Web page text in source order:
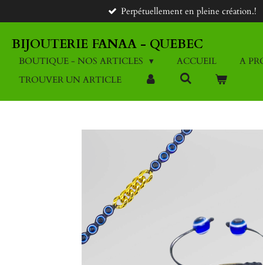
au
contenu
principal
Perpétuellement en pleine création.!
BIJOUTERIE FANAA - QUEBEC
BOUTIQUE - NOS ARTICLES ACCUEIL
A
TROUVER UN ARTICLE